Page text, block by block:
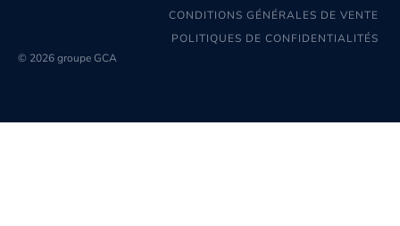
CONDITIONS GÉNÉRALES DE VENTE
POLITIQUES DE CONFIDENTIALITÉS
© 2026 groupe GCA